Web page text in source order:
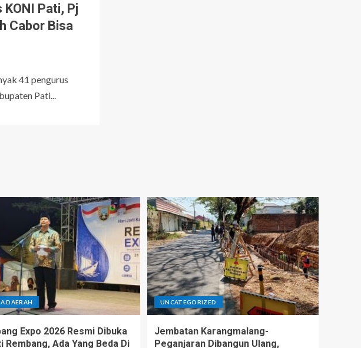
Pati, Pj
Cabor Bisa
41 pengurus
Pati...
DAERAH
Expo 2026 Resmi Dibuka
Rembang, Ada Yang Beda Di
UNCATEGORIZED
Jembatan Karangmalang-
Peganjaran Dibangun Ulang,